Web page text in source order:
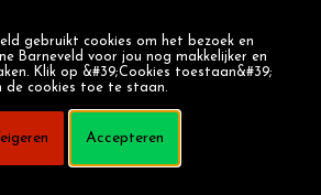
gebruikt cookies om het bezoek en
Barneveld voor jou nog makkelijker en
Klik op &#39;Cookies toestaan&#39;
de cookies toe te staan.
Accepteren